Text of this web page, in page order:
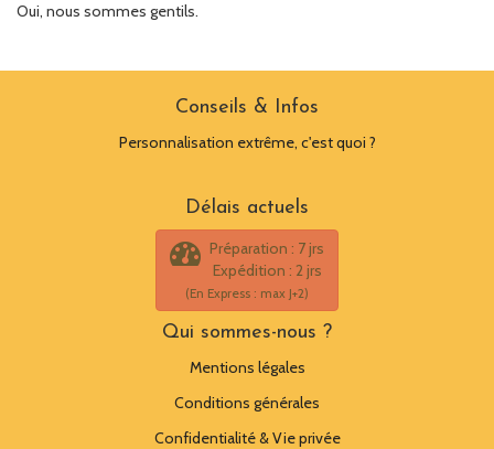
Oui, nous sommes gentils.
Conseils & Infos
Personnalisation extrême, c'est quoi ?
Délais actuels
Préparation : 7 jrs
Expédition : 2 jrs
(En Express : max J+2)
Qui sommes-nous ?
Mentions légales
Conditions générales
Confidentialité & Vie privée